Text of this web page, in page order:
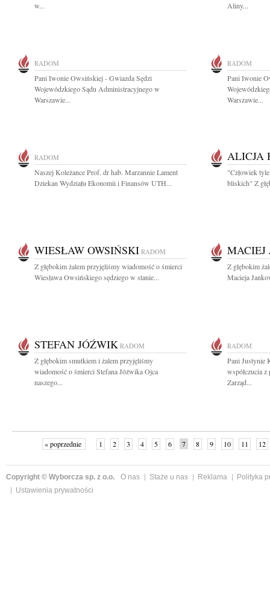
w...
Aliny...
RADOM
Pani Iwonie Owsińskiej - Gwiazda Sędzi
Wojewódzkiego Sądu Administracyjnego w
Warszawie...
RADOM
Pani Iwonie
Warszawie...
RADOM
Naszej Koleżance Prof. dr hab. Marzannie Lament
Dziekan Wydziału Ekonomii i Finansów UTH...
ALICJA
"Człowiek
bliskich" Z
WIESŁAW OWSIŃSKI RADOM
Z głębokim żalem przyjęliśmy wiadomość o śmierci
Wiesława Owsińskiego sędziego w stanie...
MACIEJ
Z głębokim
Macieja
STEFAN JÓŹWIK RADOM
Z głębokim smutkiem i żalem przyjęliśmy
wiadomość o śmierci Stefana Jóźwika Ojca
naszego...
RADOM
Pani Justynie
współczucia
Zarząd...
« poprzednie 1 2 3 4 5 6 7 8 9 10 11 12
Copyright © Wyborcza sp. z o.o. O nas Staże u nas Reklama
Polityka
Ustawienia prywatności